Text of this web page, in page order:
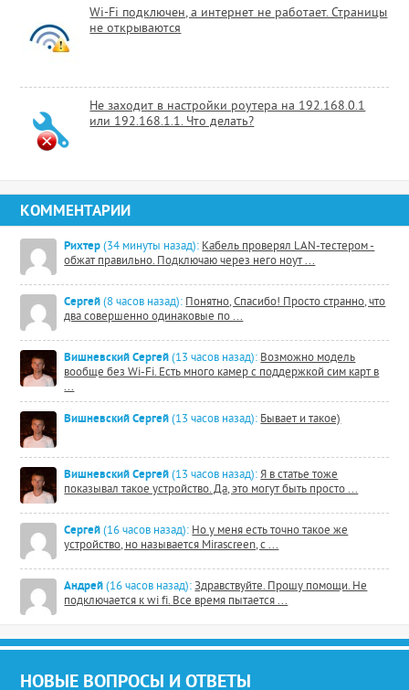
Wi-Fi подключен, а интернет не работает. Страницы
не открываются
Не заходит в настройки роутера на 192.168.0.1
или 192.168.1.1. Что делать?
КОММЕНТАРИИ
Рихтер (34 минуты назад): Кабель проверял LAN-тестером -
обжат правильно. Подключаю через него ноут ...
Сергей (8 часов назад): Понятно, Спасибо! Просто странно, что
два совершенно одинаковые по ...
Вишневский Сергей (13 часов назад): Возможно модель
вообще без Wi-Fi. Есть много камер с поддержкой сим карт в
...
Вишневский Сергей (13 часов назад): Бывает и такое)
Вишневский Сергей (13 часов назад): Я в статье тоже
показывал такое устройство. Да, это могут быть просто ...
Сергей (16 часов назад): Но у меня есть точно такое же
устройство, но называется Mirascreen, с ...
Андрей (16 часов назад): Здравствуйте. Прошу помощи. Не
подключается к wi fi. Все время пытается ...
НОВЫЕ ВОПРОСЫ И ОТВЕТЫ